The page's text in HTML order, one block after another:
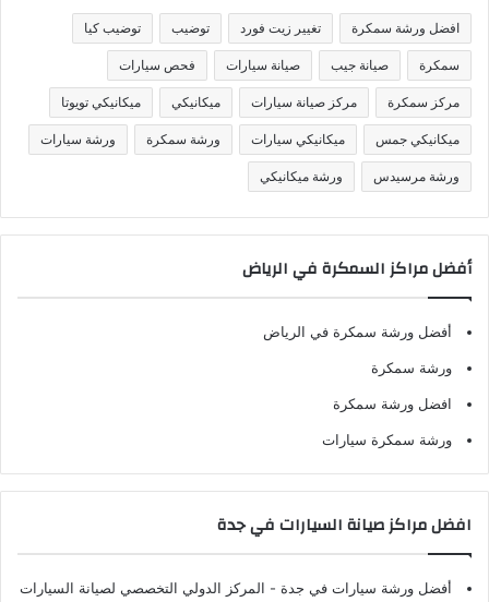
ف
ا
افضل ورشة سمكرة تغيير زيت فورد توضيب توضيب كيا
سمكرة صيانة جيب صيانة سيارات فحص سيارات
مركز سمكرة مركز صيانة سيارات ميكانيكي ميكانيكي تويوتا
ميكانيكي جمس ميكانيكي سيارات ورشة سمكرة ورشة سيارات
ورشة مرسيدس ورشة ميكانيكي
أفضل مراكز السمكرة في الرياض
أفضل ورشة سمكرة في الرياض
ورشة سمكرة
افضل ورشة سمكرة
ورشة سمكرة سيارات
افضل مراكز صيانة السيارات في جدة
أفضل ورشة سيارات في جدة - المركز الدولي التخصصي لصيانة السيارات